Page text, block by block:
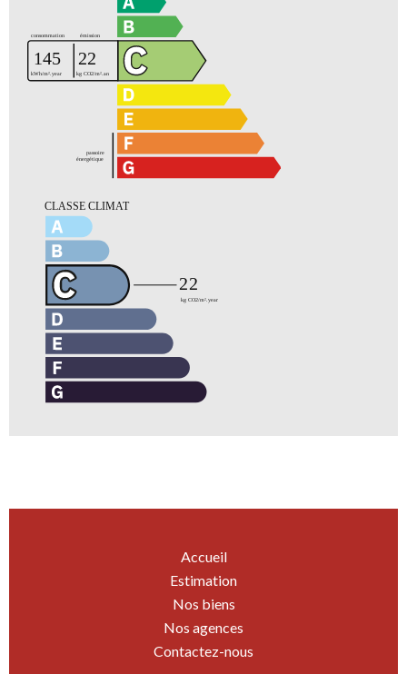
Accueil
Estimation
Nos biens
Nos agences
Contactez-nous